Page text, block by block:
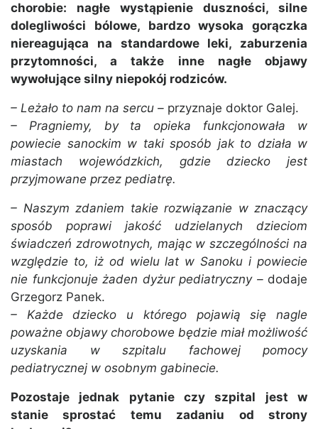
chorobie: nagłe wystąpienie duszności, silne
dolegliwości bólowe, bardzo wysoka gorączka
niereagująca na standardowe leki, zaburzenia
przytomności, a także inne nagłe objawy
wywołujące silny niepokój rodziców.
– Leżało to nam na sercu – przyznaje doktor Galej.
– Pragniemy, by ta opieka funkcjonowała w
powiecie sanockim w taki sposób jak to działa w
miastach wojewódzkich, gdzie dziecko jest
przyjmowane przez pediatrę.
– Naszym zdaniem takie rozwiązanie w znaczący
sposób poprawi jakość udzielanych dzieciom
świadczeń zdrowotnych, mając w szczególności na
względzie to, iż od wielu lat w Sanoku i powiecie
nie funkcjonuje żaden dyżur pediatryczny –dodaje
Grzegorz Panek.
– Każde dziecko u którego pojawią się nagle
poważne objawy chorobowe będzie miał możliwość
uzyskania w szpitalu fachowej pomocy
pediatrycznej w osobnym gabinecie.
Pozostaje jednak pytanie czy szpital jest w
stanie sprostać temu zadaniu od strony